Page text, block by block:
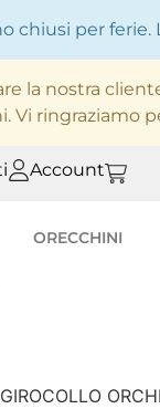
chiusi per
la nostra
Vi ringraziamo
Account
ORECCHINI